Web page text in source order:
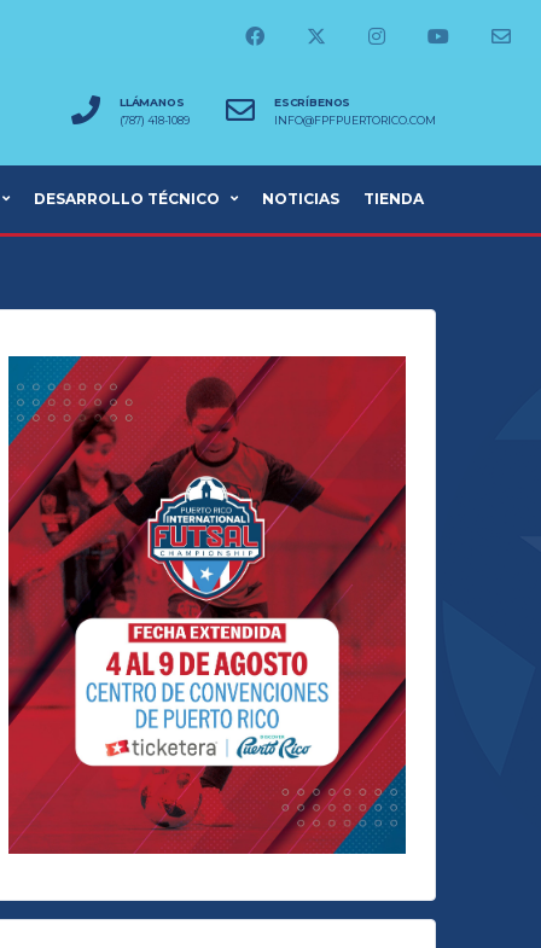
LLÁMANOS
(787) 418-1089
ESCRÍBENOS
INFO@FPFPUERTORICO.COM
DESARROLLO TÉCNICO NOTICIAS TIENDA